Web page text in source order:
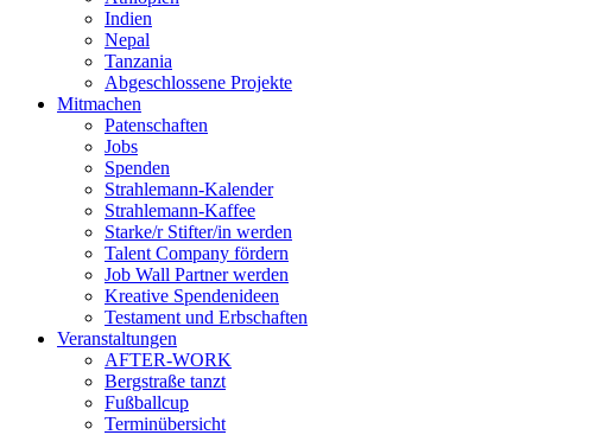
Indien
Nepal
Tanzania
Abgeschlossene Projekte
Mitmachen
Patenschaften
Jobs
Spenden
Strahlemann-Kalender
Strahlemann-Kaffee
Starke/r Stifter/in werden
Talent Company fördern
Job Wall Partner werden
Kreative Spendenideen
Testament und Erbschaften
Veranstaltungen
AFTER-WORK
Bergstraße tanzt
Fußballcup
Terminübersicht